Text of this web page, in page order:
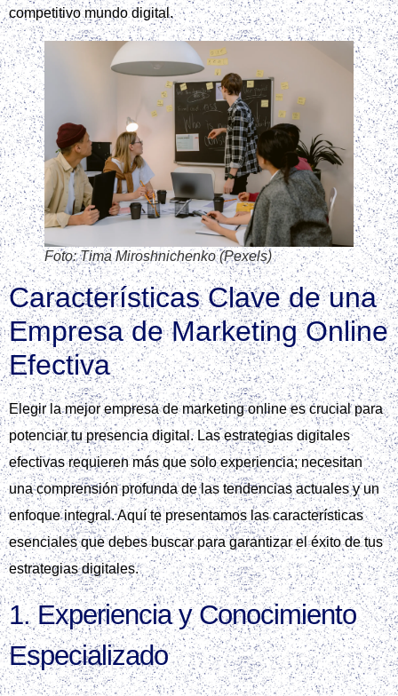
competitivo mundo digital.
Foto: Tima Miroshnichenko (Pexels)
Características Clave de una
Empresa de Marketing Online
Efectiva
Elegir la mejor empresa de marketing online es crucial para
potenciar tu presencia digital. Las estrategias digitales
efectivas requieren más que solo experiencia; necesitan
una comprensión profunda de las tendencias actuales y un
enfoque integral. Aquí te presentamos las características
esenciales que debes buscar para garantizar el éxito de tus
estrategias digitales.
1. Experiencia y Conocimiento
Especializado